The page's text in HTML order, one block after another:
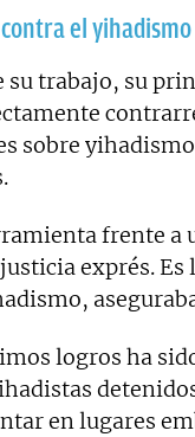
el yihadismo
su trabajo, su
sobre
frente a
exprés.
logros ha
en lugares